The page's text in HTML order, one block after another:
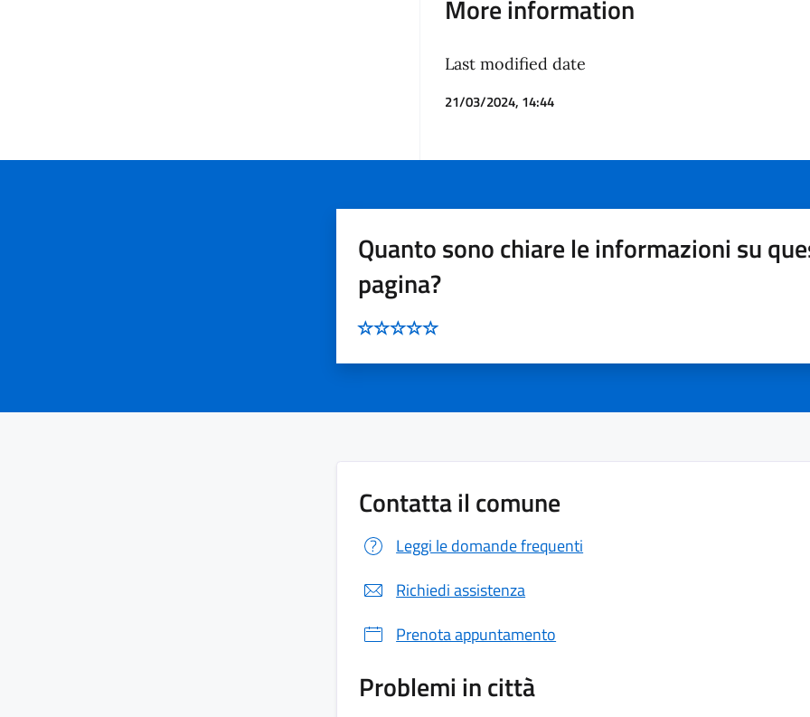
More information
Last modified date
21/03/2024, 14:44
Quanto sono chiare le informazioni su
pagina?
Contatta il comune
Leggi le domande frequenti
Richiedi assistenza
Prenota appuntamento
Problemi in città